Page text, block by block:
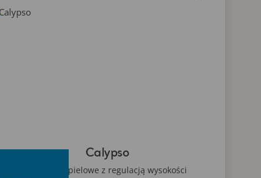
Calypso
Krzesło kąpielowe z regulacją wysokości